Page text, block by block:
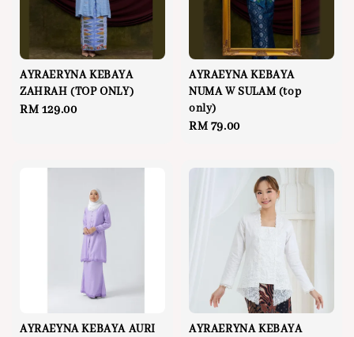
AYRAERYNA KEBAYA
ZAHRAH (TOP ONLY)
Regular
RM 129.00
AYRAEYNA KEBAYA
NUMA W SULAM (top
only)
Regular
RM 79.00
AYRAEYNA KEBAYA AURI
AYRAERYNA KEBAYA